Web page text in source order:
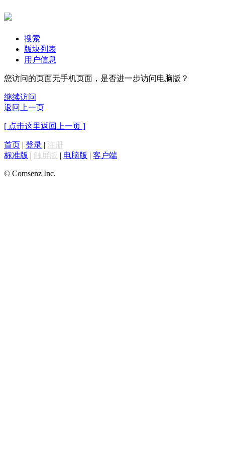
搜索
版块列表
用户信息
您访问的页面无手机页面，是否进一步访问电脑版？
继续访问
返回上一页
[ 点击这里返回上一页 ]
首页 | 登录 | 注册
标准版 | 触屏版 | 电脑版 | 客户端
© Comsenz Inc.